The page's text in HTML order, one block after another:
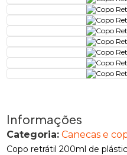
Informações
Categoria: Canecas e
Copo retrátil 200ml de